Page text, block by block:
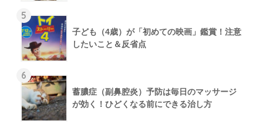
5
子ども（4歳）が「初めての映画」鑑賞！注意
したいこと＆反省点
6
蓄膿症（副鼻腔炎）予防は毎日のマッサージ
が効く！ひどくなる前にできる治し方